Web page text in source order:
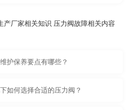
产厂家相关知识 压力阀故障相关内容
护保养要点有哪些？
如何选择合适的压力阀？